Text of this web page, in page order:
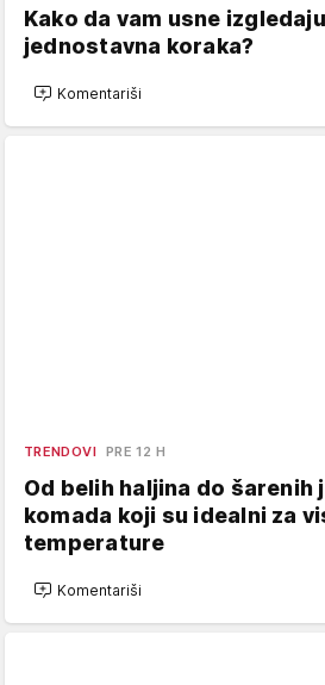
Kako da vam usne
jednostavna koraka?
Komentariši
TRENDOVI PRE 12 H
Od belih haljina do šarenih
komada koji su idealni za
temperature
Komentariši